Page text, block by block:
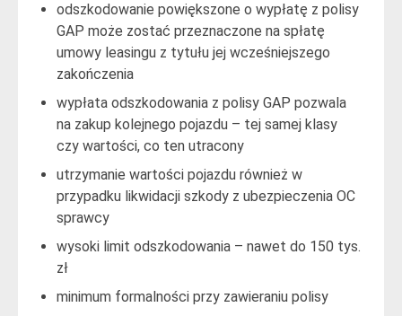
odszkodowanie powiększone o wypłatę z polisy
GAP może zostać przeznaczone na spłatę
umowy leasingu z tytułu jej wcześniejszego
zakończenia
wypłata odszkodowania z polisy GAP pozwala
na zakup kolejnego pojazdu – tej samej klasy
czy wartości, co ten utracony
utrzymanie wartości pojazdu również w
przypadku likwidacji szkody z ubezpieczenia OC
sprawcy
wysoki limit odszkodowania – nawet do 150 tys.
zł
minimum formalności przy zawieraniu polisy